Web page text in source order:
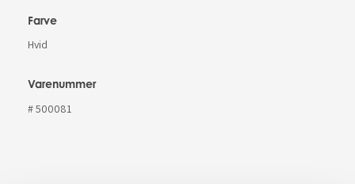
Farve
Hvid
Varenummer
# 500081